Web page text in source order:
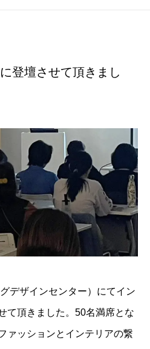
登壇させて頂きまし
デザインセンター）にてイン
て頂きました。50名満席とな
ァッションとインテリアの繋